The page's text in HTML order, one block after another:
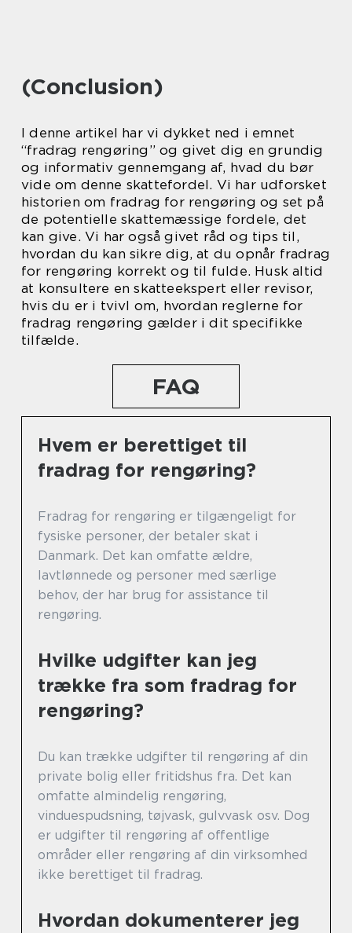
(Conclusion)
I denne artikel har vi dykket ned i emnet
“fradrag rengøring” og givet dig en grundig
og informativ gennemgang af, hvad du bør
vide om denne skattefordel. Vi har udforsket
historien om fradrag for rengøring og set på
de potentielle skattemæssige fordele, det
kan give. Vi har også givet råd og tips til,
hvordan du kan sikre dig, at du opnår fradrag
for rengøring korrekt og til fulde. Husk altid
at konsultere en skatteekspert eller revisor,
hvis du er i tvivl om, hvordan reglerne for
fradrag rengøring gælder i dit specifikke
tilfælde.
FAQ
Hvem er berettiget til
fradrag for rengøring?
Fradrag for rengøring er tilgængeligt for
fysiske personer, der betaler skat i
Danmark. Det kan omfatte ældre,
lavtlønnede og personer med særlige
behov, der har brug for assistance til
rengøring.
Hvilke udgifter kan jeg
trække fra som fradrag for
rengøring?
Du kan trække udgifter til rengøring af din
private bolig eller fritidshus fra. Det kan
omfatte almindelig rengøring,
vinduespudsning, tøjvask, gulvvask osv. Dog
er udgifter til rengøring af offentlige
områder eller rengøring af din virksomhed
ikke berettiget til fradrag.
Hvordan dokumenterer jeg